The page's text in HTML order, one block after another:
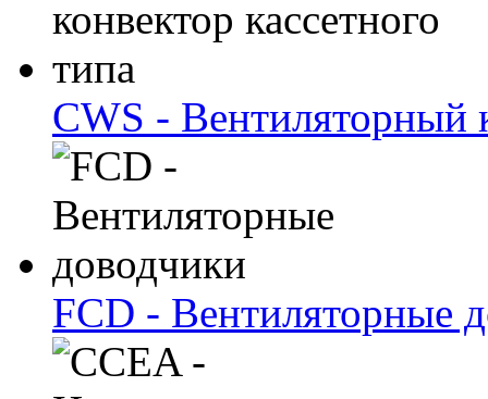
CWS - Вентиляторный
FCD - Вентиляторные